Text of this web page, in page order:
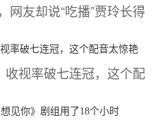
网友却说“吃播”贾玲长得
收视率破七连冠，这个配